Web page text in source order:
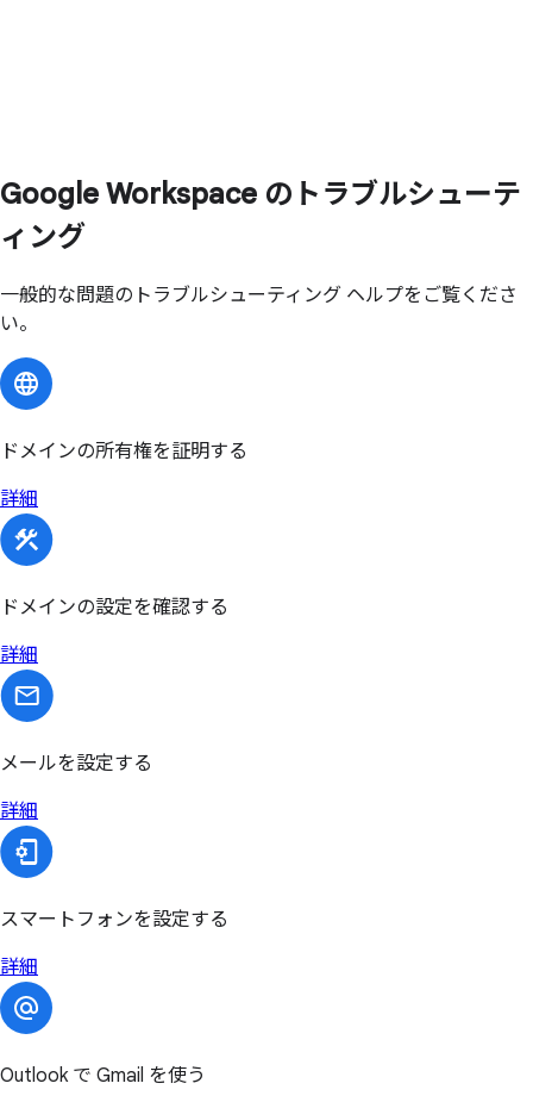
Google Workspace の トラブルシューテ
ィング
一般的な問題のトラブルシューティング ヘルプをご覧くださ
い。
ドメインの所有権を証明する
詳細
ドメインの設定を確認する
詳細
メールを設定する
詳細
スマートフォンを設定する
詳細
Outlook で Gmail を使う